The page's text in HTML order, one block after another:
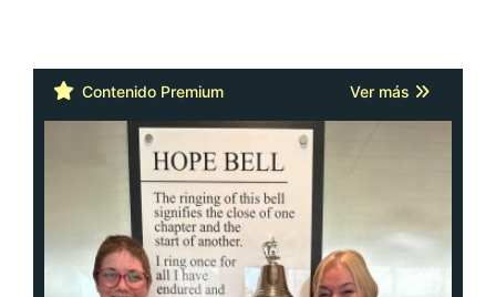
Contenido Premium Ver más